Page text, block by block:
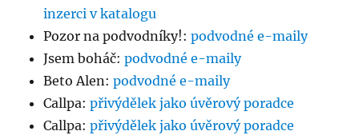
inzerci v katalogu
Pozor na podvodníky!:podvodné e-maily
Jsem boháč:podvodné e-maily
Beto Alen:podvodné e-maily
Callpa:přivýdělek jako úvěrový poradce
Callpa:přivýdělek jako úvěrový poradce